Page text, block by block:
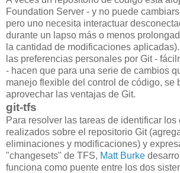
Foundation Server - y no puede
pero uno necesita interactuar
durante un lapso más o menos
la cantidad de modificaciones
las preferencias personales por Git -
- hacen que para una serie de cambios
manejo flexible del control de código, se
aprovechar las ventajas de Git.
git-tfs
Para resolver las tareas de identificar los
realizados sobre el repositorio Git
eliminaciones y modificaciones) y
"changesets" de TFS, Matt Burke
funciona como puente entre los dos